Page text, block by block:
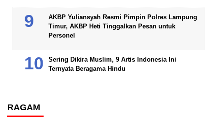
AKBP Yuliansyah Resmi Pimpin Polres Lampung
Timur, AKBP Heti Tinggalkan Pesan untuk
Personel
Sering Dikira Muslim, 9 Artis Indonesia Ini
Ternyata Beragama Hindu
RAGAM